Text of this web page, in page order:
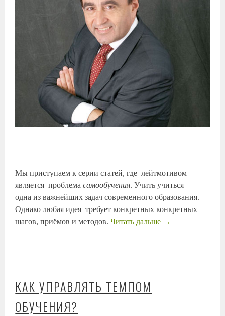
Мы приступаем к серии статей, где лейтмотивом
является проблемасамообучения. Учить учиться —
одна из важнейших задач современного образования.
Однако любая идея требует конкретных конкретных
шагов, приёмов и методов.Читать дальше →
КАК УПРАВЛЯТЬ ТЕМПОМ
ОБУЧЕНИЯ?